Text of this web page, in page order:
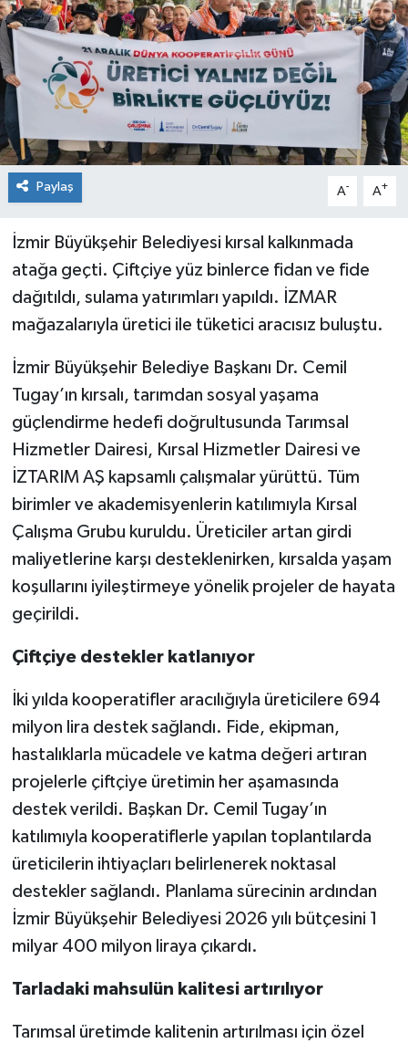
Paylaş A- A+
İzmir Büyükşehir Belediyesi kırsal kalkınmada
atağa geçti. Çiftçiye yüz binlerce fidan ve fide
dağıtıldı, sulama yatırımları yapıldı. İZMAR
mağazalarıyla üretici ile tüketici aracısız buluştu.
İzmir Büyükşehir Belediye Başkanı Dr. Cemil
Tugay’ın kırsalı, tarımdan sosyal yaşama
güçlendirme hedefi doğrultusunda Tarımsal
Hizmetler Dairesi, Kırsal Hizmetler Dairesi ve
İZTARIM AŞ kapsamlı çalışmalar yürüttü. Tüm
birimler ve akademisyenlerin katılımıyla Kırsal
Çalışma Grubu kuruldu. Üreticiler artan girdi
maliyetlerine karşı desteklenirken, kırsalda yaşam
koşullarını iyileştirmeye yönelik projeler de hayata
geçirildi.
Çiftçiye destekler katlanıyor
İki yılda kooperatifler aracılığıyla üreticilere 694
milyon lira destek sağlandı. Fide, ekipman,
hastalıklarla mücadele ve katma değeri artıran
projelerle çiftçiye üretimin her aşamasında
destek verildi. Başkan Dr. Cemil Tugay’ın
katılımıyla kooperatiflerle yapılan toplantılarda
üreticilerin ihtiyaçları belirlenerek noktasal
destekler sağlandı. Planlama sürecinin ardından
İzmir Büyükşehir Belediyesi 2026 yılı bütçesini 1
milyar 400 milyon liraya çıkardı.
Tarladaki mahsulün kalitesi artırılıyor
Tarımsal üretimde kalitenin artırılması için özel